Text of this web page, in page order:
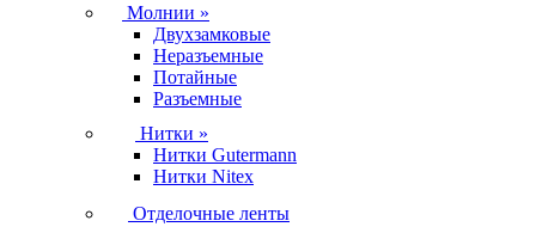
Молнии »
Двухзамковые
Неразъемные
Потайные
Разъемные
Нитки »
Нитки Gutermann
Нитки Nitex
Отделочные ленты